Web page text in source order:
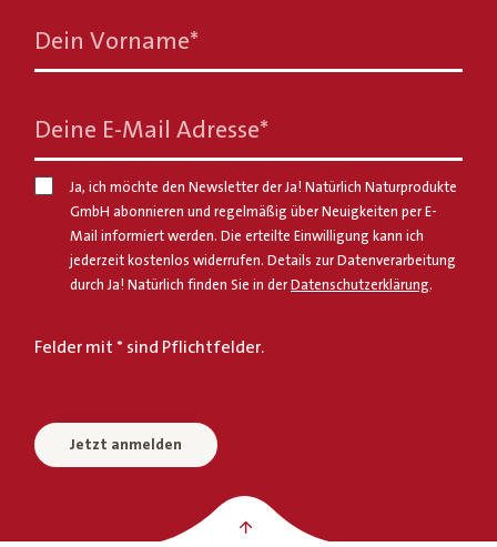
Dein Vorname*
Deine E-Mail Adresse*
Ja, ich möchte den Newsletter der Ja! Natürlich Naturprodukte
GmbH abonnieren und regelmäßig über Neuigkeiten per E-
Mail informiert werden. Die erteilte Einwilligung kann ich
jederzeit kostenlos widerrufen. Details zur Datenverarbeitung
durch Ja! Natürlich finden Sie in der Datenschutzerklärung.
Felder mit * sind Pflichtfelder.
Jetzt anmelden